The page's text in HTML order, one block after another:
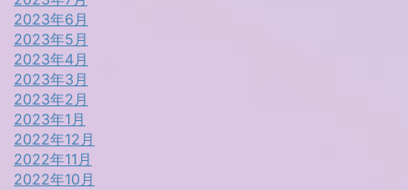
2023年6月
2023年5月
2023年4月
2023年3月
2023年2月
2023年1月
2022年12月
2022年11月
2022年10月